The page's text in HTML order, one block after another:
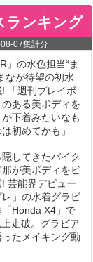
ランキング
07集計分
」の水色担当“ま
なが待望の初水
「週刊プレイボ
ある美ボディを
下着みたいなも
初めてかも」
してきたバイク
が美ボディをビ
芸能界デビュー
」の水着グラビ
Honda X4」で
走破。グラビア
たメイキング動